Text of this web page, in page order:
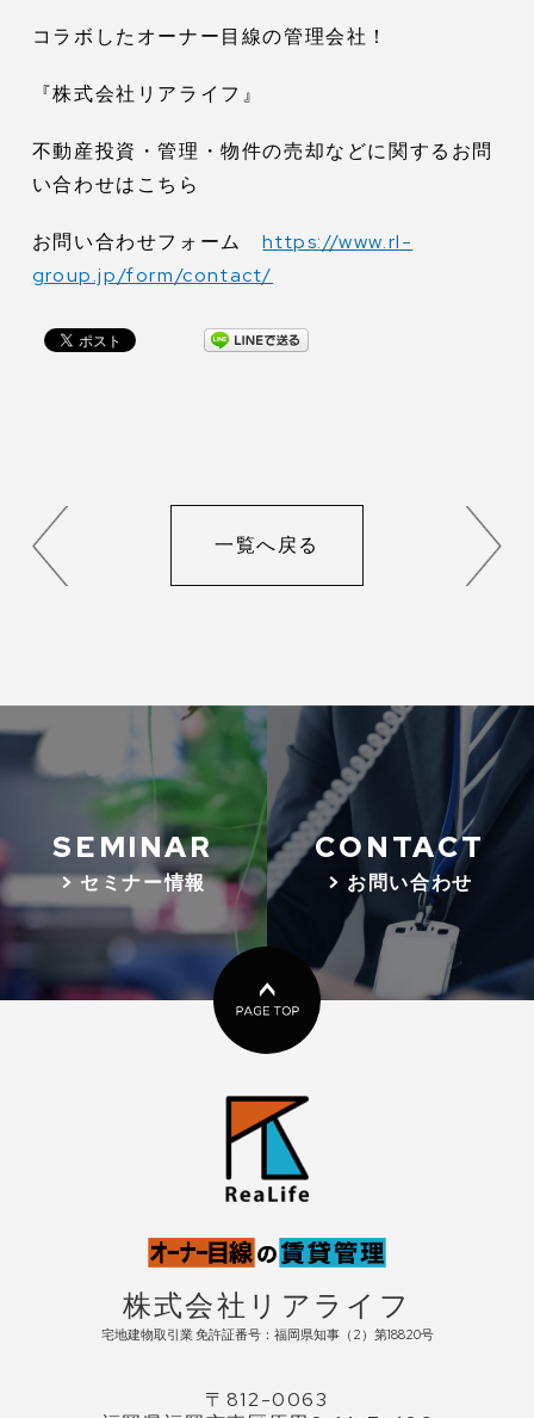
コラボしたオーナー目線の管理会社！
『株式会社リアライフ』
不動産投資・管理・物件の売却などに関するお問
い合わせはこちら
お問い合わせフォームhttps://www.rl-
group.jp/form/contact/
一覧へ戻る
SEMINAR
> セミナー情報
CONTACT
> お問い合わせ
株式会社リアライフ
宅地建物取引業 免許証番号：福岡県知事（2）第18820号
〒812-0063